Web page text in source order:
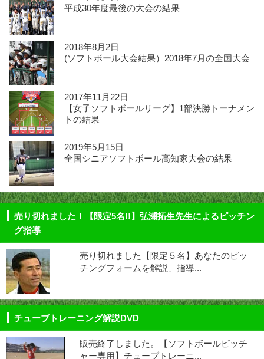
平成30年度最後の大会の結果
2018年8月2日
(ソフトボール大会結果）2018年7月の全国大会
2017年11月22日
【女子ソフトボールリーグ】1部決勝トーナメン
トの結果
2019年5月15日
全国シニアソフトボール高知家大会の結果
売り切れました！【限定5名!!】弘瀬拓生先生によるピッチン
グ指導
売り切れました【限定５名】あなたのピッ
チングフォームを解説、指導...
チューブトレーニング解説DVD
販売終了しました。【ソフトボールピッチ
ャー専用】チューブトレーニ...